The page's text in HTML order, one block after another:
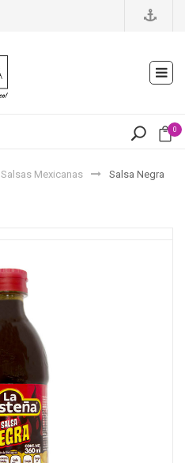
0
Salsas Mexicanas Salsa Negra